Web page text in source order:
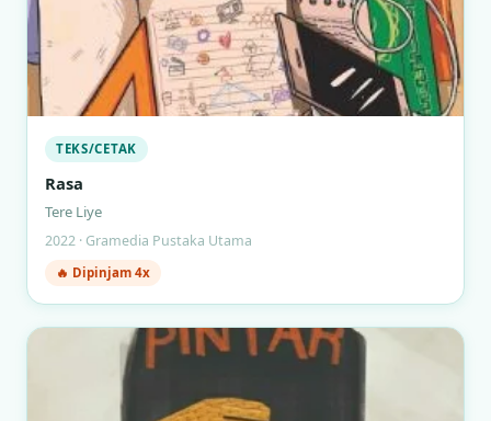
TEKS/CETAK
Rasa
Tere Liye
2022 · Gramedia Pustaka Utama
🔥 Dipinjam 4x